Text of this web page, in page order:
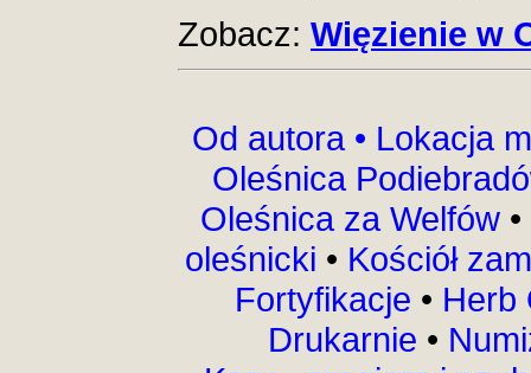
Zobacz: Więzienie w
Od autora • Lokacja
Oleśnica
Oleśnica za Welfów•
oleśnicki • Kościół
Fortyfikacje • Herb
Drukarnie •